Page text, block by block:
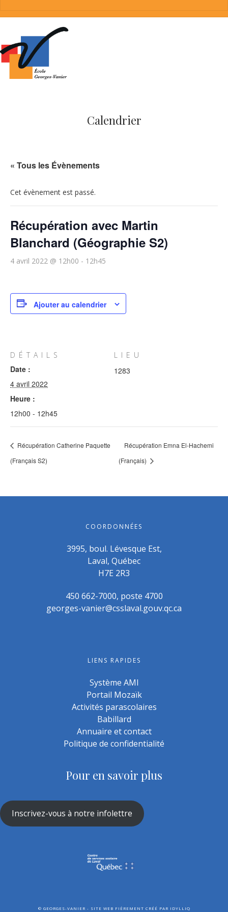
Calendrier
« Tous les Évènements
Cet évènement est passé.
Récupération avec Martin
Blanchard (Géographie S2)
4 avril 2022 @ 12h00 - 12h45
Ajouter au calendrier
DÉTAILS
Date :
4 avril 2022
Heure :
12h00 - 12h45
LIEU
1283
Récupération Catherine Paquette
(Français S2)
Récupération Emna El-Hachemi
(Français)
COORDONNÉES
3995, boul. Lévesque Est,
Laval, Québec
H7E 2R3
450 662-7000, poste 4700
georges-vanier@csslaval.gouv.qc.ca
LIENS RAPIDES
Système AMI
Portail Mozaïk
Activités parascolaires
Babillard
Annuaire et contact
Politique de confidentialité
Pour en savoir plus
Inscrivez-vous à notre infolettre
© GEORGES-VANIER - SITE WEB FIÈREMENT CRÉÉ PAR IDYLLIQ